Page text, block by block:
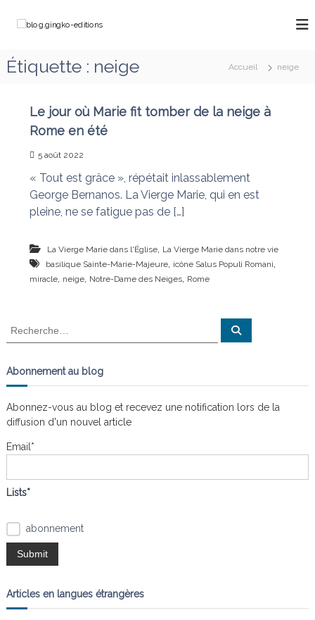
g
g
k
o
-
d
i
t
s
m
i
n
c
M
a
r
q
u
i
i
n
œ
s
Étiquette : neige Accueil neige
Le jour où Marie fit tomber de la neige à
Rome en été
5 août 2022
« Tout est grâce », répétait inlassablement
George Bernanos. La Vierge Marie, qui en est
pleine, ne se fatigue pas de […]
La Vierge Marie dans l'Église, La Vierge Marie dans notre vie
basilique Sainte-Marie-Majeure, icône Salus Populi Romani
miracle, neige, Notre-Dame des Neiges, Rome
h
e
c
h
e
r
R
c
r
Abonnement au blog
Abonnez-vous au blog et recevez une notification lors de la
diffusion d'un nouvel article
Email*
Lists*
abonnement
Articles en langues étrangères